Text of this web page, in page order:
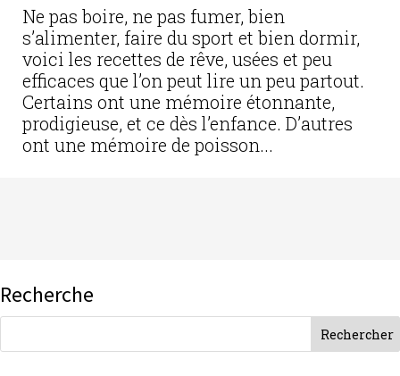
Ne pas boire, ne pas fumer, bien
s’alimenter, faire du sport et bien dormir,
voici les recettes de rêve, usées et peu
efficaces que l’on peut lire un peu partout.
Certains ont une mémoire étonnante,
prodigieuse, et ce dès l’enfance. D’autres
ont une mémoire de poisson...
Recherche